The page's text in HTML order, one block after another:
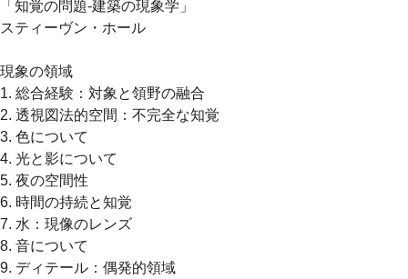
「知覚の問題-建築の現象学」
スティーヴン・ホール
現象の領域
1. 総合経験：対象と領野の融合
2. 透視図法的空間：不完全な知覚
3. 色について
4. 光と影について
5. 夜の空間性
6. 時間の持続と知覚
7. 水：現像のレンズ
8. 音について
9. ディテール：偶発的領域